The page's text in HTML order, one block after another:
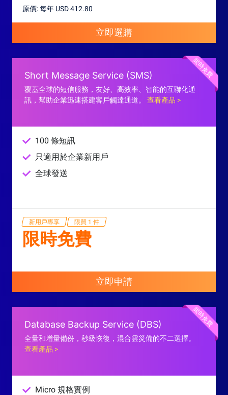
原價: 每年 USD 412.80
立即選購
Short Message Service (SMS)
覆蓋全球的短信服務，友好、高效率、智能的互聯化通
訊，幫助企業迅速搭建客戶觸達通道。 查看產品 >
限時免費
100 條短訊
只適用於企業新用戶
全球發送
新用戶專享 限買 1 件
限時免費
立即申請
Database Backup Service (DBS)
全量和增量備份，秒級恢復，混合雲災備的不二選擇。
查看產品 >
限時免費
Micro 規格實例